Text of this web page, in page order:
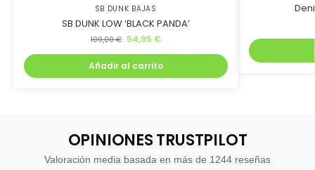
SB DUNK BAJAS
SB DUNK LOW ‘BLACK PANDA’
100,00€ 54,95 €
Añadir al carrito
OPINIONES TRUSTPILOT
Valoración media basada en más de 1244 reseñas